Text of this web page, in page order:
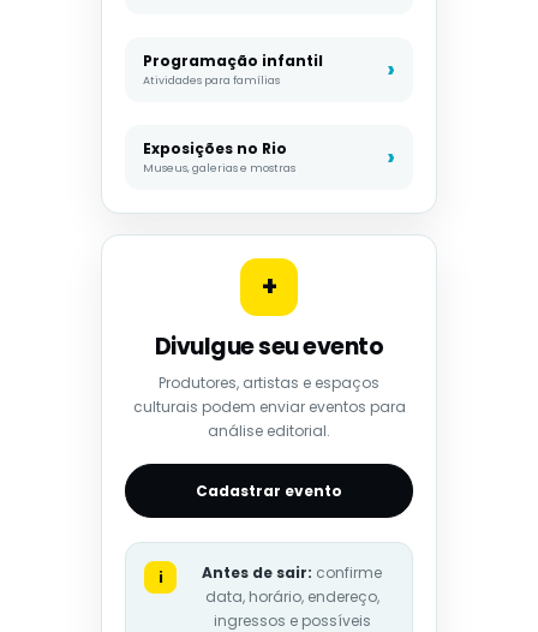
Programação infantil
Atividades para famílias
Exposições no Rio
Museus, galerias e mostras
+
Divulgue seu evento
Produtores, artistas e espaços
culturais podem enviar eventos para
análise editorial.
Cadastrar evento
i Antes de sair: confirme
data, horário, endereço,
ingressos e possíveis